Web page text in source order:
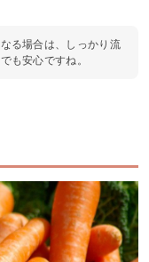
る場合は、しっかり流
も安心ですね。